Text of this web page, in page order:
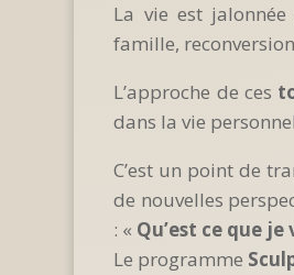
La vie est
famille,
L’approche de ces
dans la vie
C’est un point de
de nouvelles
: « Qu’est ce que
Le programme